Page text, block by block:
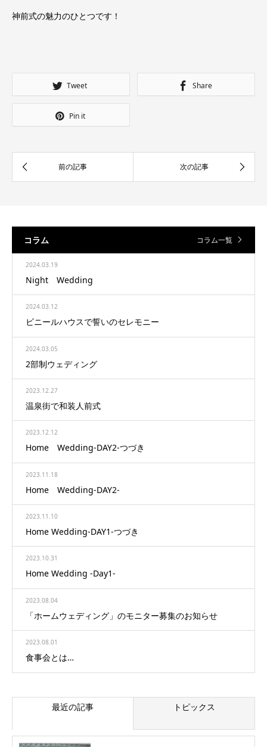
神前式の魅力のひとつです！
Tweet Share
Pin it
コラム コラム一覧
2024.03.19
Night Wedding
2024.03.12
ビニールハウスで誓いのセレモニー
2024.03.05
2部制ウェディング
2023.12.27
温泉街で和装人前式
2023.12.12
Home Wedding-DAY2-つづき
2023.11.18
Home Wedding-DAY2-
2023.11.10
Home Wedding-DAY1-つづき
2023.10.31
Home Wedding -Day1-
2023.08.04
「ホームウェディング」のモニター募集のお知らせ
2023.08.01
食事会とは…
最近の記事 トピックス